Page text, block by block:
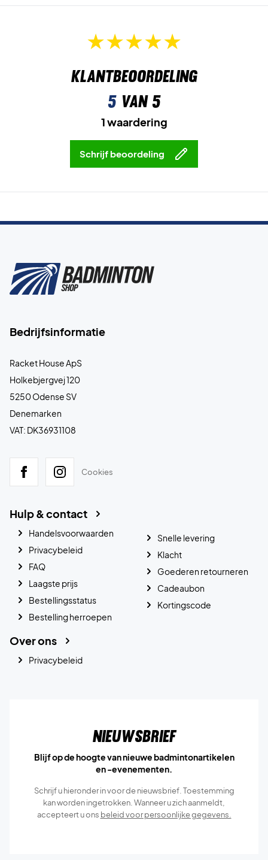
Klantbeoordeling
5van 5
1 waardering
Schrijf beoordeling
Bedrijfsinformatie
Racket House ApS
Holkebjergvej 120
5250 Odense SV
Denemarken
VAT: DK36931108
Cookies
Hulp & contact
Handelsvoorwaarden
Privacybeleid
FAQ
Laagste prijs
Bestellingsstatus
Bestelling herroepen
Snelle levering
Klacht
Goederen retourneren
Cadeaubon
Kortingscode
Over ons
Privacybeleid
Nieuwsbrief
Blijf op de hoogte van nieuwe badmintonartikelen
en -evenementen.
Schrijf u hieronder in voor de nieuwsbrief. Toestemming
kan worden ingetrokken. Wanneer u zich aanmeldt,
accepteert u ons beleid voor persoonlijke gegevens.